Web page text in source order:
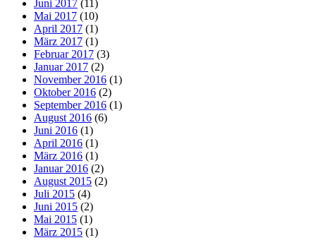
Juni 2017 (11)
Mai 2017 (10)
April 2017 (1)
März 2017 (1)
Februar 2017 (3)
Januar 2017 (2)
November 2016 (1)
Oktober 2016 (2)
September 2016 (1)
August 2016 (6)
Juni 2016 (1)
April 2016 (1)
März 2016 (1)
Januar 2016 (2)
August 2015 (2)
Juli 2015 (4)
Juni 2015 (2)
Mai 2015 (1)
März 2015 (1)